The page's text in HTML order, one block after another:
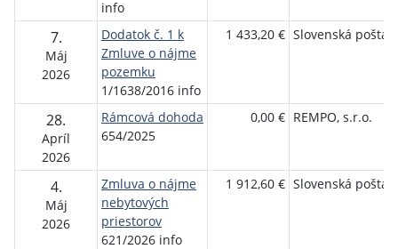
info
7.
Máj
2026
Dodatok č. 1 k
Zmluve o nájme
pozemku
1/1638/2016 info
1 433,20 € Slovenská pošta,
28.
Apríl
2026
Rámcová dohoda
654/2025
0,00 € REMPO, s.r.o.
4.
Máj
2026
Zmluva o nájme
nebytových
priestorov
621/2026 info
1 912,60 € Slovenská pošta,